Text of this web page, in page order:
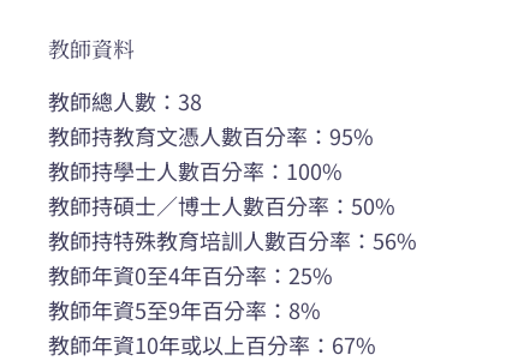
教師資料
教師總人數：38
教師持教育文憑人數百分率：95%
教師持學士人數百分率：100%
教師持碩士／博士人數百分率：50%
教師持特殊教育培訓人數百分率：56%
教師年資0至4年百分率：25%
教師年資5至9年百分率：8%
教師年資10年或以上百分率：67%